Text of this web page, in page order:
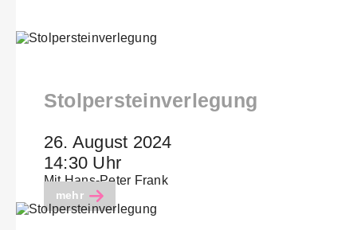
Stolpersteinverlegung
26. August 2024
14:30 Uhr
Mit Hans-Peter Frank
mehr